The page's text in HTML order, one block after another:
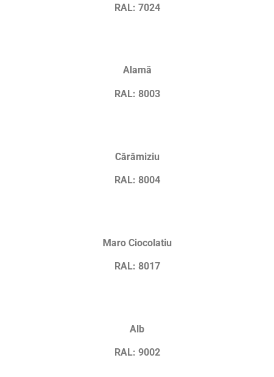
RAL: 7024
Alamă
RAL: 8003
Cărămiziu
RAL: 8004
Maro Ciocolatiu
RAL: 8017
Alb
RAL: 9002